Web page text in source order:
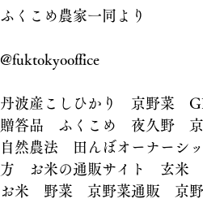
ふくこめ農家一同より
@fuktokyooffice
丹波産こしひかり　京野菜　
贈答品　ふくこめ　夜久野　
自然農法　田んぼオーナーシ
方　お米の通販サイト　玄米
お米　野菜　京野菜通販　京